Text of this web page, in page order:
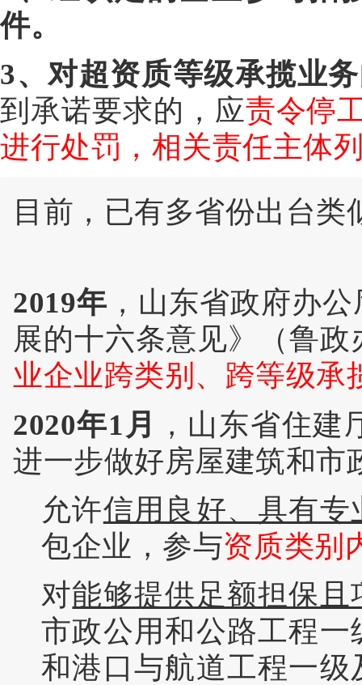
件。
3、对超资质等级承揽业
到承诺要求的，应责令停
进行处罚，相关责任主体
目前，已有多省份出台类
2019年 ，山东省政府办
展的十六条意见》（鲁
业企业跨类别、跨等级承
2020年1月
，山东省住
进一步做好房屋建筑和市
允许信用良好、具有
包企业，参与资质类别
对能够提供足额担保
市政公用和公路工程
和港口与航道工程一